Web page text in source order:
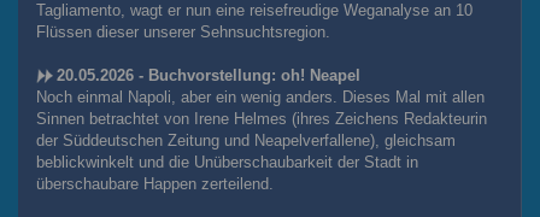
Tagliamento, wagt er nun eine reisefreudige Weganalyse an 10
Flüssen dieser unserer Sehnsuchtsregion.
20.05.2026 - Buchvorstellung: oh! Neapel
Noch einmal Napoli, aber ein wenig anders. Dieses Mal mit allen
Sinnen betrachtet von Irene Helmes (ihres Zeichens Redakteurin
der Süddeutschen Zeitung und Neapelverfallene), gleichsam
beblickwinkelt und die Unüberschaubarkeit der Stadt in
überschaubare Happen zerteilend.